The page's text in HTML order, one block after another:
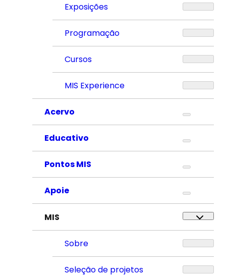
Exposições
Programação
Cursos
MIS Experience
Acervo
Educativo
Pontos MIS
Apoie
MIS
Sobre
Seleção de projetos